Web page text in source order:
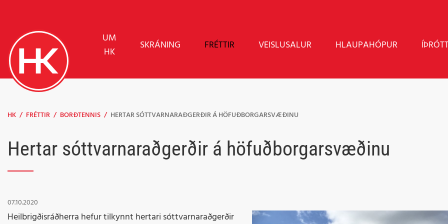
UM
HK
SKRÁNING FRÉTTIR VEISLUSALUR HLAUPAHÓPUR
HK / FRÉTTIR / BORÐTENNIS / HERTAR SÓTTVARNARAÐGERÐIR Á HÖFUÐBORGARSVÆÐINU
Hertar sóttvarnaraðgerðir á höfuðborgarsvæðinu
07.10.2020
Heilbrigðisráðherra hefur tilkynnt hertari sóttvarnaraðgerðir